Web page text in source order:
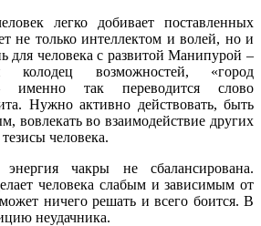
легко добивает поставленных
не только интеллектом и волей, но и
для человека с развитой Манипурой –
колодец возможностей, «город
именно так переводится слово
Нужно активно действовать, быть
вовлекать во взаимодействие других
человека.
чакры не сбалансирована.
человека слабым и зависимым от
ничего решать и всего боится. В
неудачника.